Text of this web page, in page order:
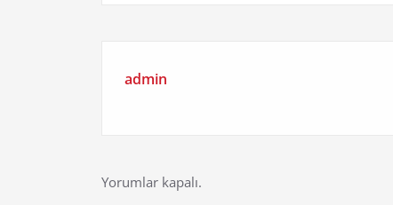
admin
Yorumlar kapalı.